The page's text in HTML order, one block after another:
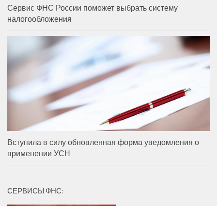
Сервис ФНС России поможет выбрать систему
налогообложения
Вступила в силу обновленная форма уведомления о
применении УСН
СЕРВИСЫ ФНС: